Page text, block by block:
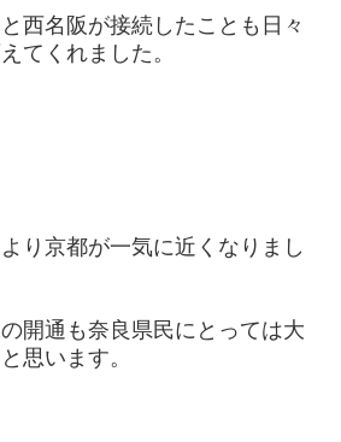
西名阪が接続したことも日々
てくれました。
り京都が一気に近くなりまし
開通も奈良県民にとっては大
思います。